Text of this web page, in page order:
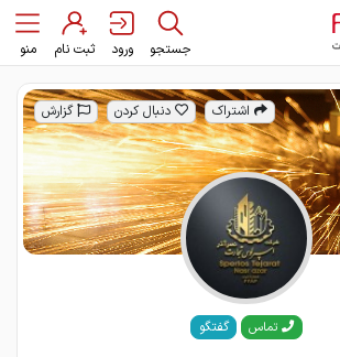
جستجو ورود ثبت نام منو
اشتراک دنبال کردن گزارش
تماس گفتگو